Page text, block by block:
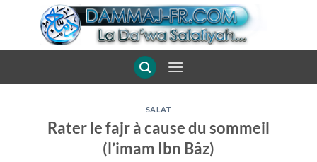
SALAT
Rater le fajr à cause du sommeil
(l’imam Ibn Bâz)